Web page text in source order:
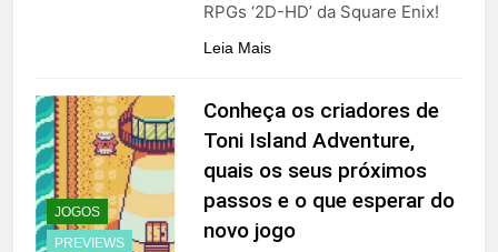
RPGs ‘2D-HD’ da Square Enix!
Leia Mais
JOGOS
PREVIEWS
Conheça os criadores de
Toni Island Adventure,
quais os seus próximos
passos e o que esperar do
novo jogo